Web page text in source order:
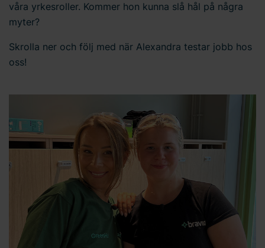
våra yrkesroller. Kommer hon kunna slå hål på några
myter?
Skrolla ner och följ med när Alexandra testar jobb hos
oss!